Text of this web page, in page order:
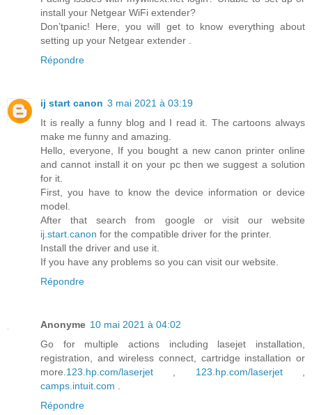
install your Netgear WiFi extender?
Don’tpanic! Here, you will get to know everything about
setting up your Netgear extender .
Répondre
ij start canon 3 mai 2021 à 03:19
It is really a funny blog and I read it. The cartoons always
make me funny and amazing.
Hello, everyone, If you bought a new canon printer online
and cannot install it on your pc then we suggest a solution
for it.
First, you have to know the device information or device
model.
After that search from google or visit our website
ij.start.canon for the compatible driver for the printer.
Install the driver and use it.
If you have any problems so you can visit our website.
Répondre
Anonyme 10 mai 2021 à 04:02
Go for multiple actions including lasejet installation,
registration, and wireless connect, cartridge installation or
more.123.hp.com/laserjet , 123.hp.com/laserjet,
camps.intuit.com .
Répondre